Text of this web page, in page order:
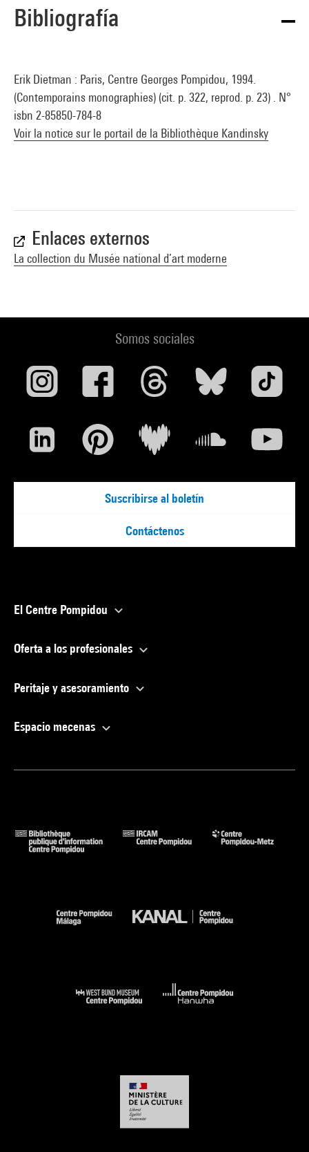
Bibliografía
Erik Dietman : Paris, Centre Georges Pompidou, 1994.
(Contemporains monographies) (cit. p. 322, reprod. p. 23) . N°
isbn 2-85850-784-8
Voir la notice sur le portail de la Bibliothèque Kandinsky
Enlaces externos
La collection du Musée national d’art moderne
Somos sociales
Suscribirse al boletín
Contáctenos
El Centre Pompidou
Oferta a los profesionales
Peritaje y asesoramiento
Espacio mecenas